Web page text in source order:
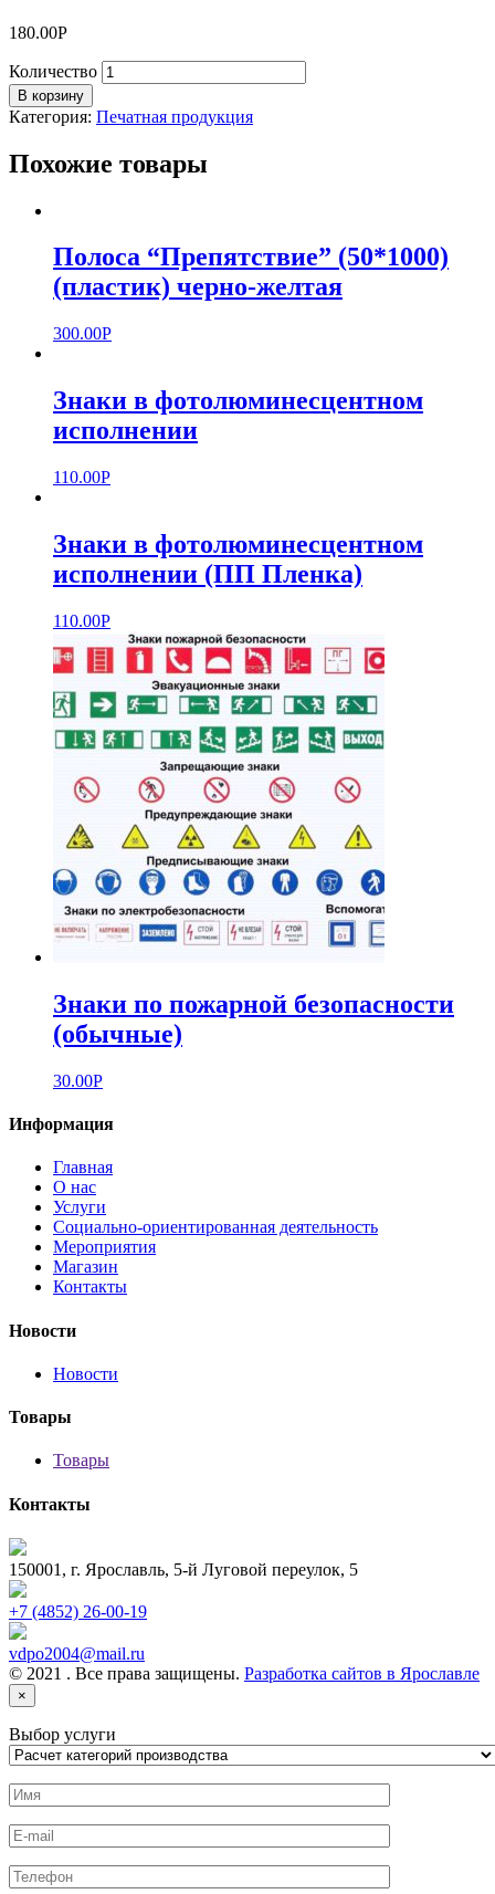
180.00Р
Количество
В корзину
Категория: Печатная продукция
Похожие товары
Полоса “Препятствие” (50*1000)
(пластик) черно-желтая
300.00Р
Знаки в фотолюминесцентном
исполнении
110.00Р
Знаки в фотолюминесцентном
исполнении (ПП Пленка)
110.00Р
Знаки по пожарной безопасности
(обычные)
30.00Р
Информация
Главная
О нас
Услуги
Социально-ориентированная деятельность
Мероприятия
Магазин
Контакты
Новости
Новости
Товары
Товары
Контакты
150001, г. Ярославль, 5-й Луговой переулок, 5
+7 (4852) 26-00-19
vdpo2004@mail.ru
© 2021 . Все права защищены. Разработка сайтов в Ярославле
×
Выбор услуги